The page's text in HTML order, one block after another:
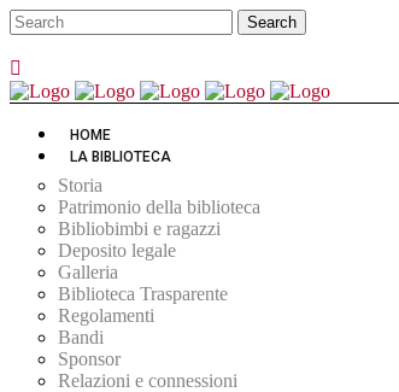
HOME
LA BIBLIOTECA
Storia
Patrimonio della biblioteca
Bibliobimbi e ragazzi
Deposito legale
Galleria
Biblioteca Trasparente
Regolamenti
Bandi
Sponsor
Relazioni e connessioni